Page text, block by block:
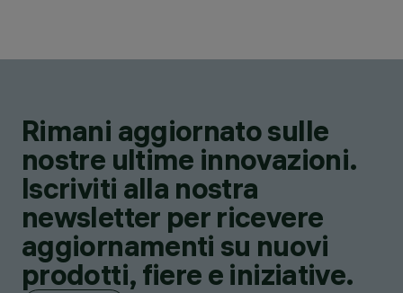
Rimani aggiornato sulle
nostre ultime innovazioni.
Iscriviti alla nostra
newsletter per ricevere
aggiornamenti su nuovi
prodotti, fiere e iniziative.